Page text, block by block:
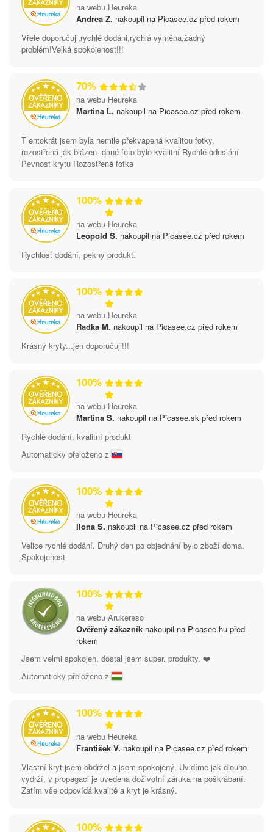
na webu Heureka
Andrea Z. nakoupil na Picasee.cz před rokem
Vřele doporučuji,rychlé dodáni,rychlá výměna,žádný
problém!Velká spokojenost!!!
70%
na webu Heureka
Martina L. nakoupil na Picasee.cz před rokem
T entokrát jsem byla nemile překvapená kvalitou fotky,
rozostřená jak blázen- dané foto bylo kvalitní Rychlé odeslání
Pevnost krytu Rozostřená fotka
100%
na webu Heureka
Leopold Š. nakoupil na Picasee.cz před rokem
Rychlost dodání, pekny produkt.
100%
na webu Heureka
Radka M. nakoupil na Picasee.cz před rokem
Krásný kryty...jen doporučuji!!!
100%
na webu Heureka
Martina Š. nakoupil na Picasee.sk před rokem
Rychlé dodání, kvalitní produkt
Automaticky přeloženo z
100%
na webu Heureka
Ilona S. nakoupil na Picasee.cz před rokem
Velice rychlé dodání. Druhý den po objednání bylo zboží doma.
Spokojenost
100%
na webu Arukereso
Ověřený zákazník nakoupil na Picasee.hu před
rokem
Jsem velmi spokojen, dostal jsem super. produkty. ❤️
Automaticky přeloženo z
100%
na webu Heureka
František V. nakoupil na Picasee.cz před rokem
Vlastní kryt jsem obdržel a jsem spokojený. Uvidíme jak dlouho
vydrží, v propagaci je uvedena doživotní záruka na poškrábaní.
Zatím vše odpovídá kvalitě a kryt je krásný.
100%